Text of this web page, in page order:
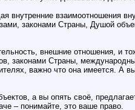
внутренние взаимоотношения
законами Страны, Душой
внешние отношения, и
законами Страны,
важно что она имеется. А
а вы опять своё,
– понимайте, это ваше право.